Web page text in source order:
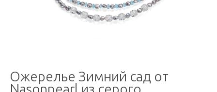
Ожерелье Зимний сад от
Nasonpearl из серого